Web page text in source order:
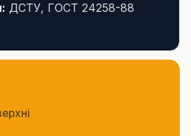
ДСТУ, ГОСТ 24258-88